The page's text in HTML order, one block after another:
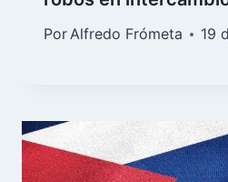
PorAlfredo Frómeta 19